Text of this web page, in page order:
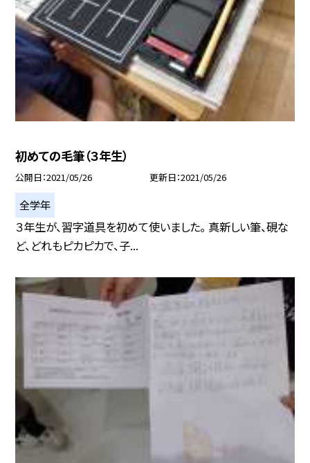
初めての毛筆（３年生）
公開日 2021/05/26 更新日 2021/05/26
全学年
３年生が、習字道具を初めて使いました。 真新しい筆、硯な
ど、どれもピカピカで、子...